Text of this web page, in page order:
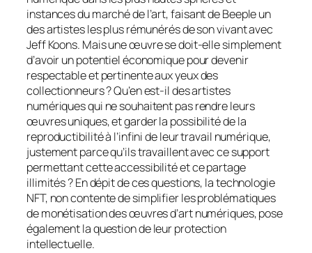
instances du marché de l’art, faisant deBeepleun
des artistes les plus rémunérés de son vivant avec
Jeff Koons. Mais une œuvre se doit-elle simplement
d’avoir un potentiel économique pour devenir
respectable etpertinente aux yeux des
collectionneurs ? Qu’en est-il des artistes
numériques qui ne souhaitent pas rendre leurs
œuvres uniques, et garder la possibilité de la
reproductibilité à l’infini de leur travail numérique,
justement parce qu’ils travaillent avec ce support
permettant cetteaccessibilité et ce partage
illimités ?En dépit de ces questions, la technologie
NFT, non contente desimplifierlesproblématiques
de monétisation des œuvres d’art numériques, pose
également la questionde leur protection
intellectuelle.